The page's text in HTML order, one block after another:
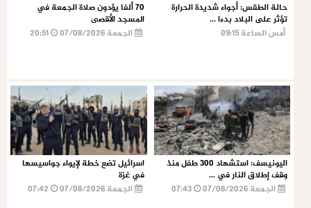
حالة الطقس: أجواء شديدة الحرارة
تؤثر على البلاد بدءا ...
أمس الساعة 09:15
70 ألفا يؤدون صلاة الجمعة في
المسجد الأقصى
الجمعة 07/08/2026
20:51
اليونيسف: استشهاد 300 طفل منذ
وقف إطلاق النار في ...
الجمعة 07/08/2026
07:43
اسرائيل تضع خطة لإيواء جواسيسها
في غزة
الجمعة 07/08/2026
07:42